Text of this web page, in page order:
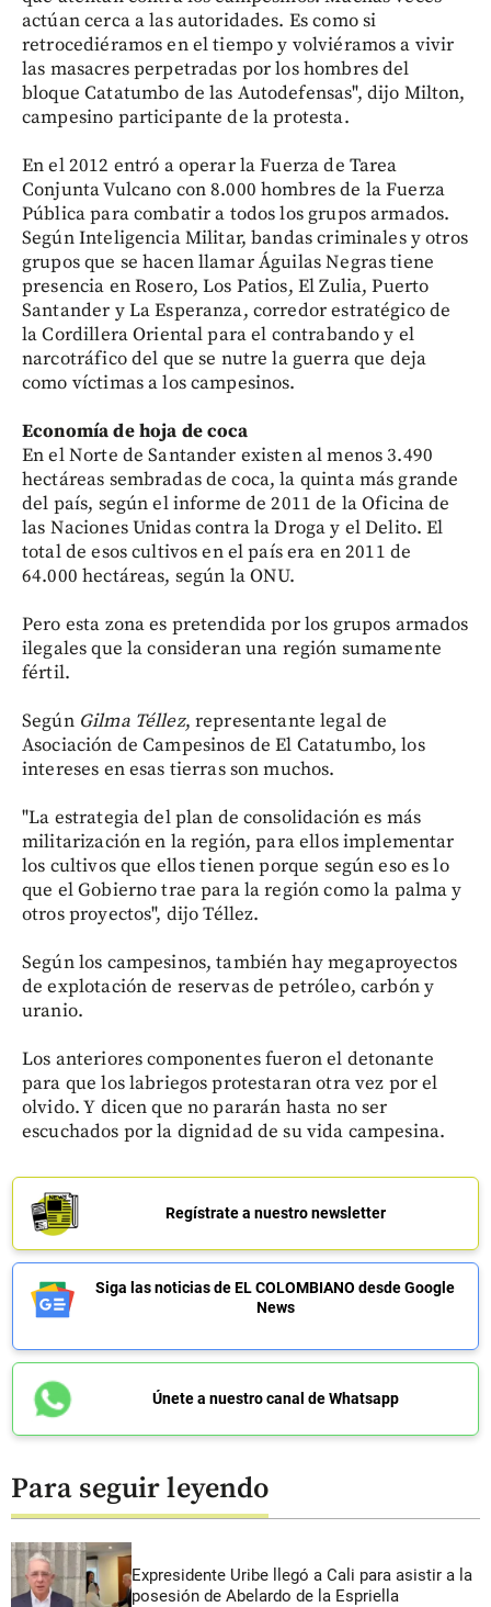
actúan cerca a las autoridades. Es como si
retrocediéramos en el tiempo y volviéramos a vivir
las masacres perpetradas por los hombres del
bloque Catatumbo de las Autodefensas", dijo Milton,
campesino participante de la protesta.
En el 2012 entró a operar la Fuerza de Tarea
Conjunta Vulcano con 8.000 hombres de la Fuerza
Pública para combatir a todos los grupos armados.
Según Inteligencia Militar, bandas criminales y otros
grupos que se hacen llamar Águilas Negras tiene
presencia en Rosero, Los Patios, El Zulia, Puerto
Santander y La Esperanza, corredor estratégico de
la Cordillera Oriental para el contrabando y el
narcotráfico del que se nutre la guerra que deja
como víctimas a los campesinos.
Economía de hoja de coca
En el Norte de Santander existen al menos 3.490
hectáreas sembradas de coca, la quinta más grande
del país, según el informe de 2011 de la Oficina de
las Naciones Unidas contra la Droga y el Delito. El
total de esos cultivos en el país era en 2011 de
64.000 hectáreas, según la ONU.
Pero esta zona es pretendida por los grupos armados
ilegales que la consideran una región sumamente
fértil.
Según Gilma Téllez, representante legal de
Asociación de Campesinos de El Catatumbo, los
intereses en esas tierras son muchos.
"La estrategia del plan de consolidación es más
militarización en la región, para ellos implementar
los cultivos que ellos tienen porque según eso es lo
que el Gobierno trae para la región como la palma y
otros proyectos", dijo Téllez.
Según los campesinos, también hay megaproyectos
de explotación de reservas de petróleo, carbón y
uranio.
Los anteriores componentes fueron el detonante
para que los labriegos protestaran otra vez por el
olvido. Y dicen que no pararán hasta no ser
escuchados por la dignidad de su vida campesina.
Regístrate a nuestro newsletter
Siga las noticias de EL COLOMBIANO desde Google
News
Únete a nuestro canal de Whatsapp
Para seguir leyendo
Expresidente Uribe llegó a Cali para asistir a la
posesión de Abelardo de la Espriella